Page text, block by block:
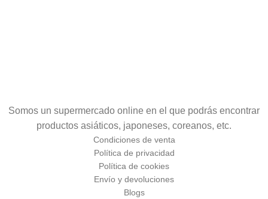
Somos un supermercado online en el que podrás encontrar
productos asiáticos, japoneses, coreanos, etc.
Condiciones de venta
Política de privacidad
Política de cookies
Envío y devoluciones
Blogs